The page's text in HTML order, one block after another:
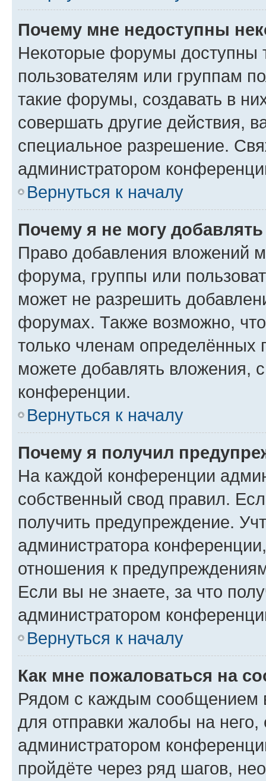
Почему мне недоступны
Некоторые форумы доступны
пользователям или группам
такие форумы, создавать в
совершать другие действия,
специальное разрешение.
администратором
Вернуться к началу
Почему я не могу
Право добавления вложений
форума, группы или
может не разрешить
форумах. Также возможно,
только членам определённых
можете добавлять вложения,
конференции.
Вернуться к началу
Почему я получил
На каждой конференции
собственный свод правил.
получить предупреждение.
администратора
отношения к
Если вы не знаете, за что
администратором
Вернуться к началу
Как мне пожаловаться на
Рядом с каждым сообщением
для отправки жалобы на
администратором
пройдёте через ряд шагов,